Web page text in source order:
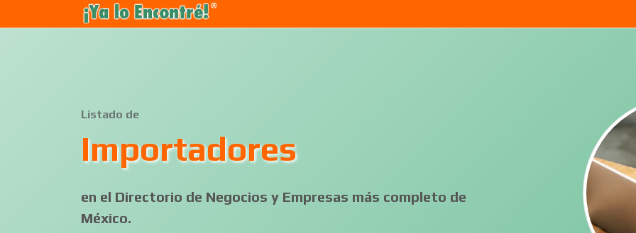
Listado de
Importadores
en el Directorio de Negocios y Empresas más completo de
México.